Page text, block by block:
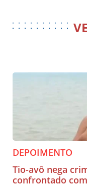
DEPOIMENTO
Tio-avô nega
confrontado